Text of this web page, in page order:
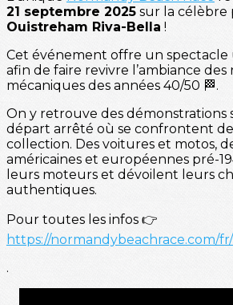
21 septembre 2025 sur la célèbre
Ouistreham Riva-Bella !
Cet événement offre un spectacle
afin de faire revivre l’ambiance
mécaniques des années 40/50 🏁.
On y retrouve des démonstrations
départ arrêté où se confrontent
collection. Des voitures et motos,
américaines et européennes pré-
leurs moteurs et dévoilent leurs
authentiques.
Pour toutes les infos 👉
https://normandybeachrace.com/fr/
.